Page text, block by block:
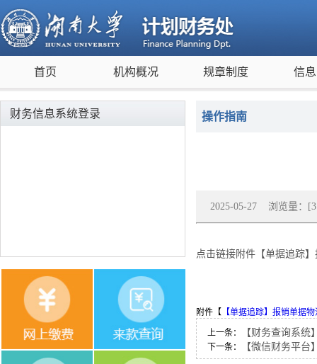
首页 机构概况 规章制度 信
财务信息系统登录 操作指南
2025-05-27 浏览量：[
点击链接附件【单据追踪
附件【 【单据追踪】报销单据
上一条： 【财务查询系
下一条： 【微信财务平